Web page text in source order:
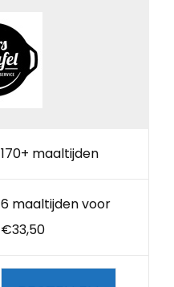
170+ maaltijden
6 maaltijden voor
€33,50